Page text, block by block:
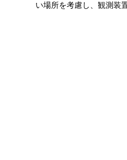
い場所を考慮し、観測装